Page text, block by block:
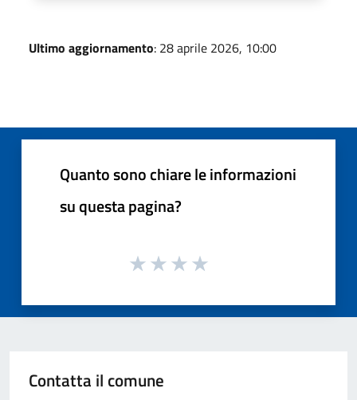
Ultimo aggiornamento: 28 aprile 2026, 10:00
Quanto sono chiare le informazioni
su questa pagina?
Contatta il comune